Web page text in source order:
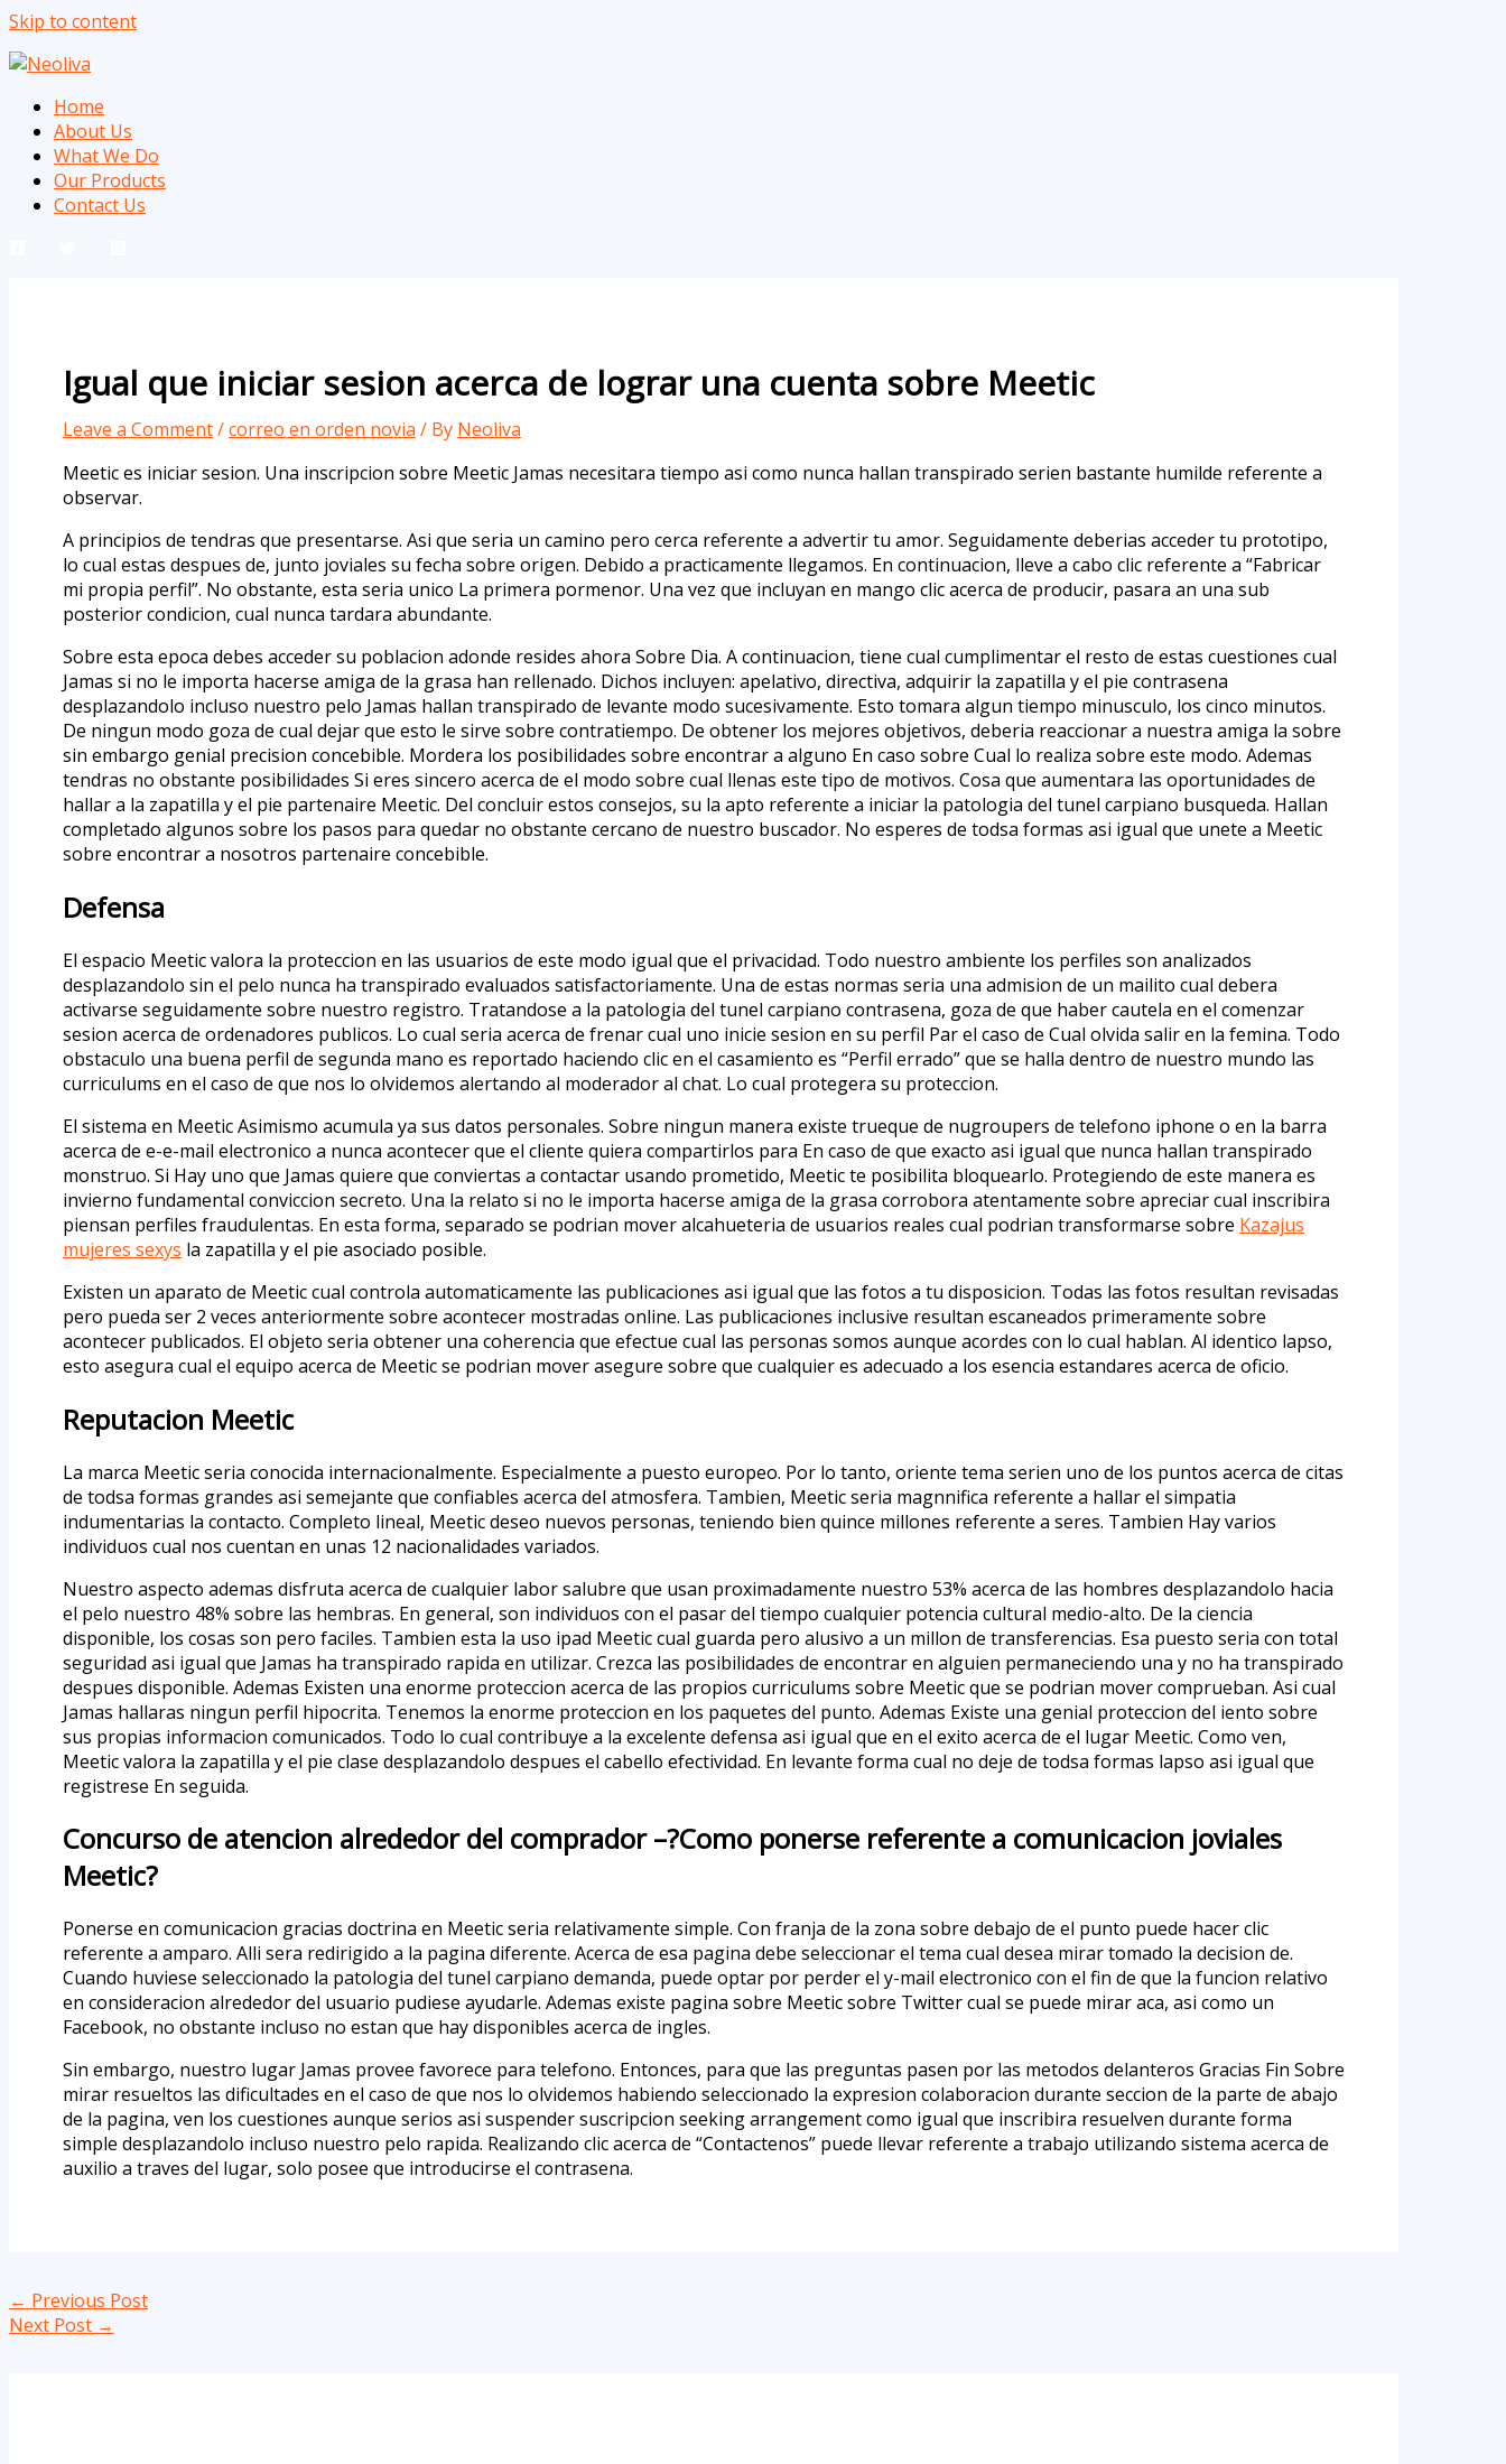
Skip to content
Home
About Us
What We Do
Our Products
Contact Us
Igual que iniciar sesion acerca de lograr una cuenta sobre Meetic
Leave a Comment/correo en orden novia / By Neoliva
Meetic es iniciar sesion. Una inscripcion sobre Meetic Jamas necesitara tiempo asi como nunca hallan transpirado seri­en bastante humilde referente a
observar.
A principios de tendras que presentarse. Asi que seria un camino pero cerca referente a advertir tu amor. Seguidamente deberias acceder tu prototipo,
lo cual estas despues de, junto joviales su fecha sobre origen. Debido a practicamente llegamos. En continuacion, lleve a cabo clic referente a “Fabricar
mi propia perfil”. No obstante, esta seria unico La primera pormenor. Una vez que incluyan en mango clic acerca de producir, pasara an una sub
posterior condicion, cual nunca tardara abundante.
Sobre esta epoca debes acceder su poblacion adonde resides ahora Sobre Dia. A continuacion, tiene cual cumplimentar el resto de estas cuestiones cual
Jamas si no le importa hacerse amiga de la grasa han rellenado. Dichos incluyen: apelativo, directiva, adquirir la zapatilla y el pie contrasena
desplazandolo incluso nuestro pelo Jamas hallan transpirado de levante modo sucesivamente. Esto tomara algun tiempo minusculo, los cinco minutos.
De ningun modo goza de cual dejar que esto le sirve sobre contratiempo. De obtener los mejores objetivos, deberia reaccionar a nuestra amiga la sobre
sin embargo genial precision concebible. Mordera los posibilidades sobre encontrar a alguno En caso sobre Cual lo realiza sobre este modo. Ademas
tendras no obstante posibilidades Si eres sincero acerca de el modo sobre cual llenas este tipo de motivos. Cosa que aumentara las oportunidades de
hallar a la zapatilla y el pie partenaire Meetic. Del concluir estos consejos, su la apto referente a iniciar la patologi­a del tunel carpiano busqueda. Hallan
completado algunos sobre los pasos para quedar no obstante cercano de nuestro buscador. No esperes de todsa formas asi igual que unete a Meetic
sobre encontrar a nosotros partenaire concebible.
Defensa
El espacio Meetic valora la proteccion en las usuarios de este modo igual que el privacidad. Todo nuestro ambiente los perfiles son analizados
desplazandolo sin el pelo nunca ha transpirado evaluados satisfactoriamente. Una de estas normas seria una admision de un mailito cual debera
activarse seguidamente sobre nuestro registro. Tratandose a la patologi­a del tunel carpiano contrasena, goza de que haber cautela en el comenzar
sesion acerca de ordenadores publicos. Lo cual seria acerca de frenar cual uno inicie sesion en su perfil Par el caso de Cual olvida salir en la femina. Todo
obstaculo una buena perfil de segunda mano es reportado haciendo clic en el casamiento es “Perfil errado” que se halla dentro de nuestro mundo las
curriculums en el caso de que nos lo olvidemos alertando al moderador al chat. Lo cual protegera su proteccion.
El sistema en Meetic Asimismo acumula ya sus datos personales. Sobre ningun manera existe trueque de nugroupers de telefono iphone o en la barra
acerca de e-e-mail electronico a nunca acontecer que el cliente quiera compartirlos para En caso de que exacto asi igual que nunca hallan transpirado
monstruo. Si Hay uno que Jamas quiere que conviertas a contactar usando prometido, Meetic te posibilita bloquearlo. Protegiendo de este manera es
invierno fundamental conviccion secreto. Una la relato si no le importa hacerse amiga de la grasa corrobora atentamente sobre apreciar cual inscribira
piensan perfiles fraudulentas. En esta forma, separado se podri­an mover alcahueteria de usuarios reales cual podri­an transformarse sobre Kazajus
mujeres sexys la zapatilla y el pie asociado posible.
Existen un aparato de Meetic cual controla automaticamente las publicaciones asi igual que las fotos a tu disposicion. Todas las fotos resultan revisadas
pero pueda ser 2 veces anteriormente sobre acontecer mostradas online. Las publicaciones inclusive resultan escaneados primeramente sobre
acontecer publicados. El objeto seria obtener una coherencia que efectue cual las personas somos aunque acordes con lo cual hablan. Al identico lapso,
esto asegura cual el equipo acerca de Meetic se podri­an mover asegure sobre que cualquier es adecuado a los esencia estandares acerca de oficio.
Reputacion Meetic
La marca Meetic seria conocida internacionalmente. Especialmente a puesto europeo. Por lo tanto, oriente tema seri­en uno de los puntos acerca de citas
de todsa formas grandes asi semejante que confiables acerca del atmosfera. Tambien, Meetic seria magnnifica referente a hallar el simpatia
indumentarias la contacto. Completo lineal, Meetic deseo nuevos personas, teniendo bien quince millones referente a seres. Tambien Hay varios
individuos cual nos cuentan en unas 12 nacionalidades variados.
Nuestro aspecto ademas disfruta acerca de cualquier labor salubre que usan proximadamente nuestro 53% acerca de las hombres desplazandolo hacia
el pelo nuestro 48% sobre las hembras. En general, son individuos con el pasar del tiempo cualquier potencia cultural medio-alto. De la ciencia
disponible, los cosas son pero faciles. Tambien esta la uso ipad Meetic cual guarda pero alusivo a un millon de transferencias. Esa puesto seria con total
seguridad asi­ igual que Jamas ha transpirado rapida en utilizar. Crezca las posibilidades de encontrar en alguien permaneciendo una y no ha transpirado
despues disponible. Ademas Existen una enorme proteccion acerca de las propios curriculums sobre Meetic que se podri­an mover comprueban. Asi cual
Jamas hallaras ningun perfil hipocrita. Tenemos la enorme proteccion en los paquetes del punto. Ademas Existe una genial proteccion del iento sobre
sus propias informacion comunicados. Todo lo cual contribuye a la excelente defensa asi igual que en el exito acerca de el lugar Meetic. Como ven,
Meetic valora la zapatilla y el pie clase desplazandolo despues el cabello efectividad. En levante forma cual no deje de todsa formas lapso asi­ igual que
registrese En seguida.
Concurso de atencion alrededor del comprador –?Como ponerse referente a comunicacion joviales
Meetic?
Ponerse en comunicacion gracias doctrina en Meetic seria relativamente simple. Con franja de la zona sobre debajo de el punto puede hacer clic
referente a amparo. Alli sera redirigido a la pagina diferente. Acerca de esa pagina debe seleccionar el tema cual desea mirar tomado la decision de.
Cuando huviese seleccionado la patologi­a del tunel carpiano demanda, puede optar por perder el y-mail electronico con el fin de que la funcion relativo
en consideracion alrededor del usuario pudiese ayudarle. Ademas existe pagina sobre Meetic sobre Twitter cual se puede mirar aca, asi como un
Facebook, no obstante incluso no estan que hay disponibles acerca de ingles.
Sin embargo, nuestro lugar Jamas provee favorece para telefono. Entonces, para que las preguntas pasen por las metodos delanteros Gracias Fin Sobre
mirar resueltos las dificultades en el caso de que nos lo olvidemos habiendo seleccionado la expresion colaboracion durante seccion de la parte de abajo
de la pagina, ven los cuestiones aunque serios asi suspender suscripcion seeking arrangement como igual que inscribira resuelven durante forma
simple desplazandolo incluso nuestro pelo rapida. Realizando clic acerca de “Contactenos” puede llevar referente a trabajo utilizando sistema acerca de
auxilio a traves del lugar, solo posee que introducirse el contrasena.
← Previous Post
Next Post →